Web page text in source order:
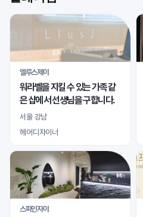
엘루스제이
워라벨을 지킬 수 있는 가족 같
은 샵에서 선생님을 구합니다.
서울 강남
헤어디자이너
스파인자이